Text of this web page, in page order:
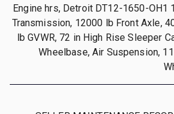
Engine hrs, Detroit DT12-1650-OH1
Transmission, 12000 lb Front Axle,
lb GVWR, 72 in High Rise Sleeper
Wheelbase, Air Suspension,